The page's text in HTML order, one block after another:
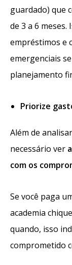
guardado) que
de 3 a 6
empréstimos e
emergenciais
planejamento
Priorize
Além de
necessário ver
com os
Se você paga
academia
quando, isso
comprometido